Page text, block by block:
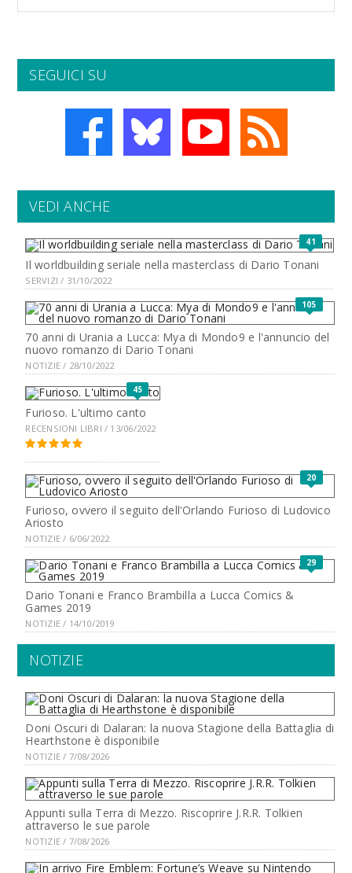
SEGUICI SU
VEDI ANCHE
41
Il worldbuilding seriale nella masterclass di Dario Tonani
SERVIZI / 31/10/2022
105
70 anni di Urania a Lucca: Mya di Mondo9 e l'annuncio del
nuovo romanzo di Dario Tonani
NOTIZIE / 28/10/2022
45
Furioso. L'ultimo canto
RECENSIONI LIBRI / 13/06/2022
20
Furioso, ovvero il seguito dell'Orlando Furioso di Ludovico
Ariosto
NOTIZIE / 6/06/2022
29
Dario Tonani e Franco Brambilla a Lucca Comics &
Games 2019
NOTIZIE / 14/10/2019
NOTIZIE
Doni Oscuri di Dalaran: la nuova Stagione della Battaglia di
Hearthstone è disponibile
NOTIZIE / 7/08/2026
Appunti sulla Terra di Mezzo. Riscoprire J.R.R. Tolkien
attraverso le sue parole
NOTIZIE / 7/08/2026